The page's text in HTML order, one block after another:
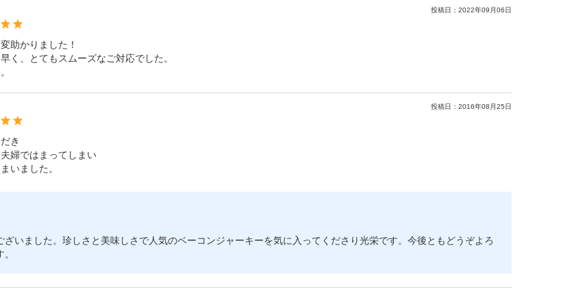
投稿日： 2022年09月06日
助かりました！
く、とてもスムーズなご対応でした。
投稿日： 2016年08月25日
き
婦ではまってしまい
いました。
ざいました。珍しさと美味しさで人気のベーコンジャーキーを気に入ってくださり光栄です。今後ともどうぞよろ